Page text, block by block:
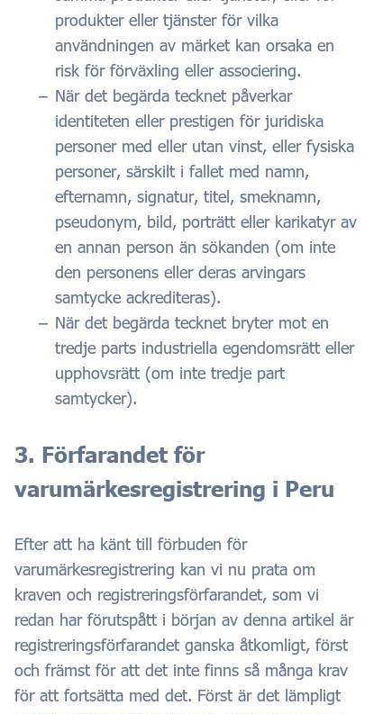
produkter eller tjänster för vilka
användningen av märket kan orsaka en
risk för förväxling eller associering.
När det begärda tecknet påverkar
identiteten eller prestigen för juridiska
personer med eller utan vinst, eller fysiska
personer, särskilt i fallet med namn,
efternamn, signatur, titel, smeknamn,
pseudonym, bild, porträtt eller karikatyr av
en annan person än sökanden (om inte
den personens eller deras arvingars
samtycke ackrediteras).
När det begärda tecknet bryter mot en
tredje parts industriella egendomsrätt eller
upphovsrätt (om inte tredje part
samtycker).
3. Förfarandet för
varumärkesregistrering i Peru
Efter att ha känt till förbuden för
varumärkesregistrering kan vi nu prata om
kraven och registreringsförfarandet, som vi
redan har förutspått i början av denna artikel är
registreringsförfarandet ganska åtkomligt, först
och främst för att det inte finns så många krav
för att fortsätta med det. Först är det lämpligt